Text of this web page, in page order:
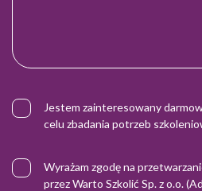
Jestem zainteresowany
celu zbadania potrzeb
Wyrażam zgodę na
przez Warto Szkolić Sp. z o.o.